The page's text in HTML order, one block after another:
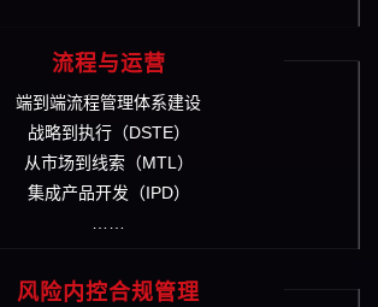
流程与运营
端到端流程管理体系建设
战略到执行（DSTE）
从市场到线索（MTL）
集成产品开发（IPD）
……
风险内控合规管理